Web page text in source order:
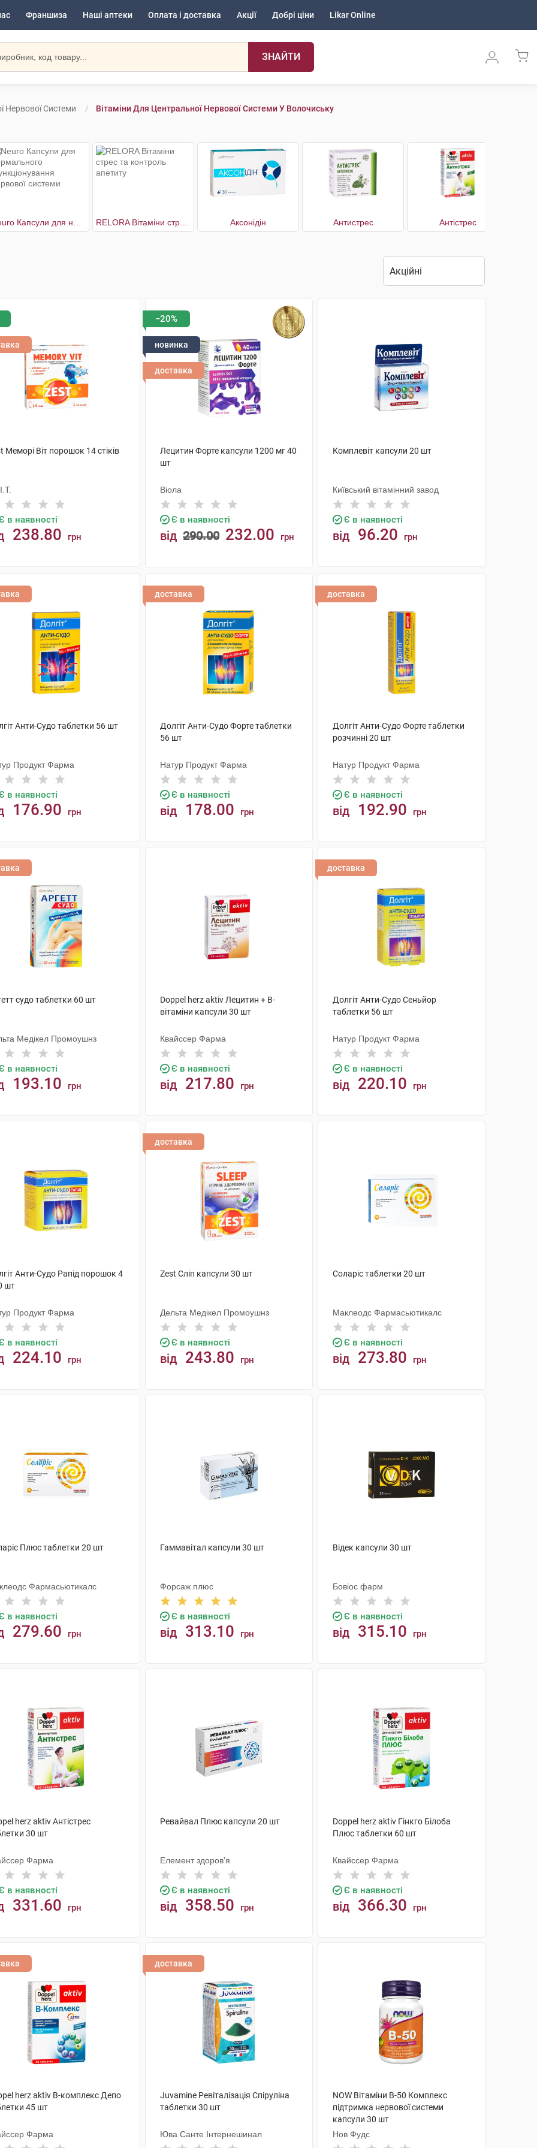
Франшиза Наші аптеки Оплата і доставка Акції Добрі ціни Likar Online
ЗНАЙТИ
Нервової Системи Вітаміни Для Центральної Нервової Системи У Волочиську
Аксонідін Антистрес Антістрес
Меморі Віт порошок 14 стіків
в наявності
238.80 грн
−20%
новинка
доставка
Лецитин Форте капсули 1200 мг 40
шт
Віола
Є в наявності
від 290.00 232.00 грн
Комплевіт капсули 20 шт
Київський вітамінний завод
Є в наявності
від 96.20 грн
Анти-Судо таблетки 56 шт
Продукт Фарма
в наявності
176.90 грн
доставка
Долгіт Анти-Судо Форте таблетки
56 шт
Натур Продукт Фарма
Є в наявності
від 178.00 грн
доставка
Долгіт Анти-Судо Форте таблетки
розчинні 20 шт
Натур Продукт Фарма
Є в наявності
від 192.90 грн
судо таблетки 60 шт
Медікел Промоушнз
в наявності
193.10 грн
Doppel herz aktiv Лецитин + B-
вітаміни капсули 30 шт
Квайссер Фарма
Є в наявності
від 217.80 грн
доставка
Долгіт Анти-Судо Сеньйор
таблетки 56 шт
Натур Продукт Фарма
Є в наявності
від 220.10 грн
Анти-Судо Рапід порошок 4
шт
Продукт Фарма
в наявності
224.10 грн
доставка
Zest Сліп капсули 30 шт
Дельта Медікел Промоушнз
Є в наявності
від 243.80 грн
Соларіс таблетки 20 шт
Маклеодс Фармасьютикалс
Є в наявності
від 273.80 грн
Плюс таблетки 20 шт
Фармасьютикалс
в наявності
279.60 грн
Гаммавітал капсули 30 шт
Форсаж плюс
Є в наявності
від 313.10 грн
Відек капсули 30 шт
Бовіос фарм
Є в наявності
від 315.10 грн
herz aktiv Антістрес
30 шт
Фарма
в наявності
331.60 грн
Ревайвал Плюс капсули 20 шт
Елемент здоров'я
Є в наявності
від 358.50 грн
Doppel herz aktiv Гінкго Білоба
Плюс таблетки 60 шт
Квайссер Фарма
Є в наявності
від 366.30 грн
herz aktiv В-комплекс Депо
45 шт
Фарма
доставка
Juvamine Ревіталізація Спіруліна
таблетки 30 шт
Юва Санте Інтернешинал
NOW Вітаміни В-50 Комплекс
підтримка нервової системи
капсули 30 шт
Нов Фудс